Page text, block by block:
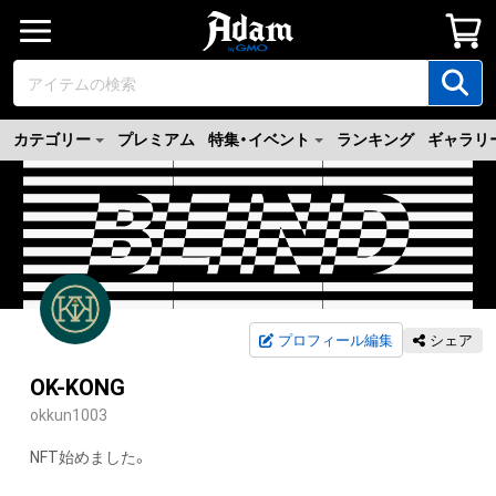
カテゴリー プレミアム 特集・イベント ランキング ギャラリ
プロフィール編集 シェア
OK-KONG
okkun1003
NFT始めました。